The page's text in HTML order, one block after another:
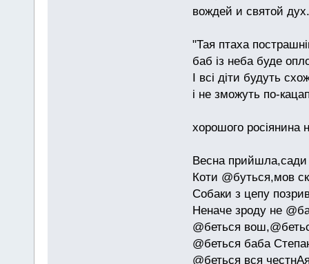
вождей и святой
"Тая птаха
баб із неба буде
І всі діти будуть
і не зможуть по-
хорошого росіянина
Весна прийшла,сади
Коти @буться,мов
Собаки з цепу
Неначе зроду не
@беться
@беться баба
@беться вся